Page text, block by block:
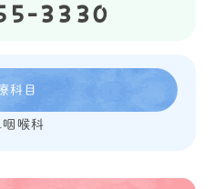
3330
科目
咽喉科